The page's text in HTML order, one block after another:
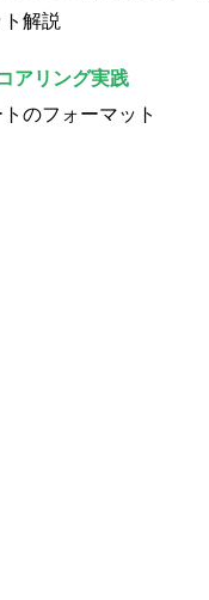
解説
アリング実践
のフォーマット